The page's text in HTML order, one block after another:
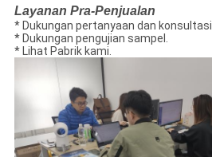
Layanan Pra-Penjualan
* Dukungan pertanyaan dan konsultasi.
* Dukungan pengujian sampel.
* Lihat Pabrik kami.